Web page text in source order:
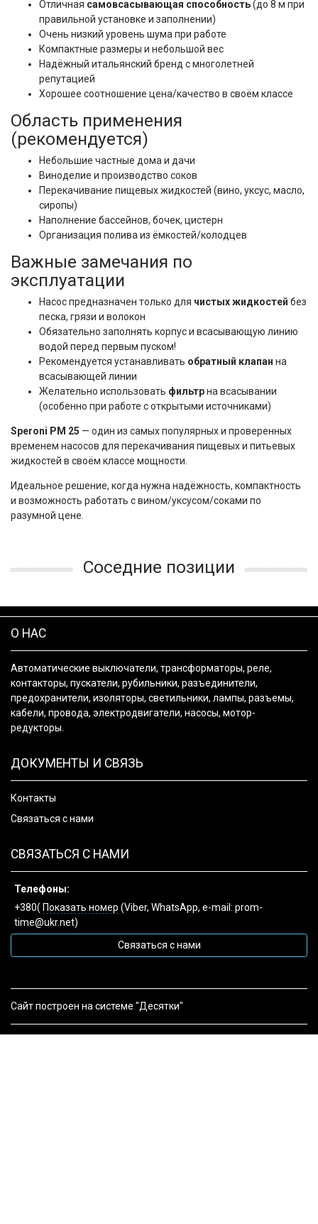
Отличная самовсасывающая способность(до 8 м при
правильной установке и заполнении)
Очень низкий уровень шума при работе
Компактные размеры и небольшой вес
Надёжный итальянский бренд с многолетней
репутацией
Хорошее соотношение цена/качество в своём классе
Область применения
(рекомендуется)
Небольшие частные дома и дачи
Виноделие и производство соков
Перекачивание пищевых жидкостей (вино, уксус, масло,
сиропы)
Наполнение бассейнов, бочек, цистерн
Организация полива из ёмкостей/колодцев
Важные замечания по
эксплуатации
Насос предназначен только для чистых жидкостей без
песка, грязи и волокон
Обязательно заполнять корпус и всасывающую линию
водой перед первым пуском!
Рекомендуется устанавливать обратный клапан на
всасывающей линии
Желательно использовать фильтрна всасывании
(особенно при работе с открытыми источниками)
Speroni PM 25 — один из самых популярных и проверенных
временем насосов для перекачивания пищевых и питьевых
жидкостей в своём классе мощности.
Идеальное решение, когда нужна надёжность, компактность
и возможность работать с вином/уксусом/соками по
разумной цене.
Соседние позиции
О НАС
Автоматические выключатели, трансформаторы, реле,
контакторы, пускатели, рубильники, разъединители,
предохранители, изоляторы, светильники, лампы, разъемы,
кабели, провода, электродвигатели, насосы, мотор-
редукторы.
ДОКУМЕНТЫ И СВЯЗЬ
Контакты
Связаться с нами
СВЯЗАТЬСЯ С НАМИ
Телефоны:
+380( Показать номер (Viber, WhatsApp, e-mail: prom-
time@ukr.net)
Связаться с нами
Сайт построен на системе "Десятки"